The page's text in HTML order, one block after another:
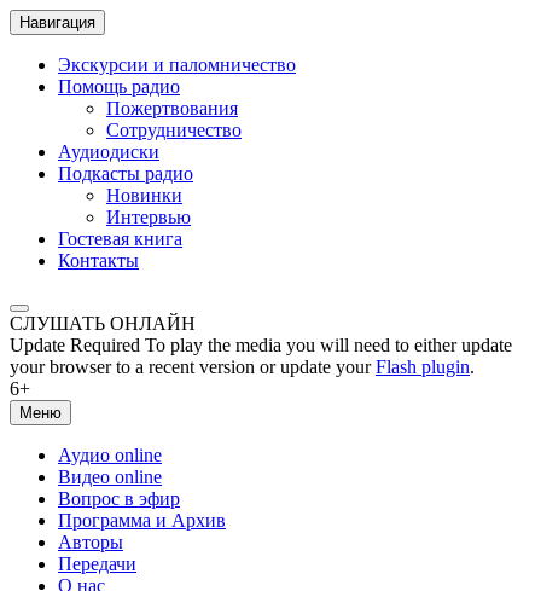
Навигация
Экскурсии и паломничество
Помощь радио
Пожертвования
Сотрудничество
Аудиодиски
Подкасты радио
Новинки
Интервью
Гостевая книга
Контакты
СЛУШАТЬ ОНЛАЙН
Update Required To play the media you will need to either update
your browser to a recent version or update yourFlash plugin.
6+
Меню
Аудио online
Видео online
Вопрос в эфир
Программа и Архив
Авторы
Передачи
О нас